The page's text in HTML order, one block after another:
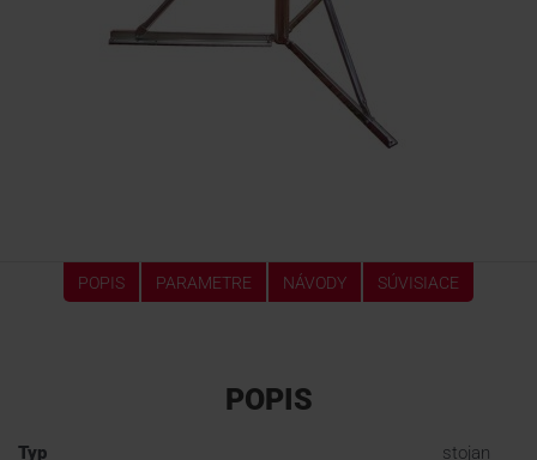
POPIS PARAMETRE NÁVODY SÚVISIACE
POPIS
Typ
stojan